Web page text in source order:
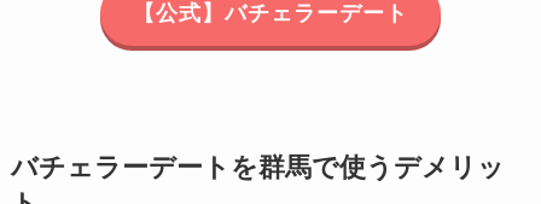
【公式】バチェラーデート
バチェラーデートを群馬で使うデメリッ